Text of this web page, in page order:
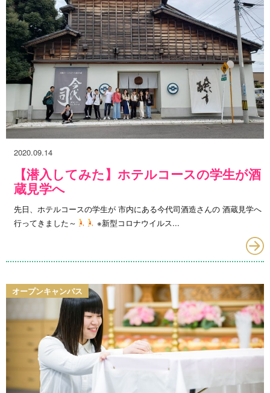
2020.09.14
【潜入してみた】ホテルコースの学生が酒
蔵見学へ
先日、ホテルコースの学生が 市内にある今代司酒造さんの 酒蔵見学へ
行ってきました～
※新型コロナウイルス...
オープンキャンパス